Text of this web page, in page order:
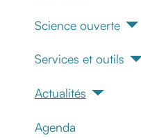
Science ouverte
Services et outils
Actualités
Agenda